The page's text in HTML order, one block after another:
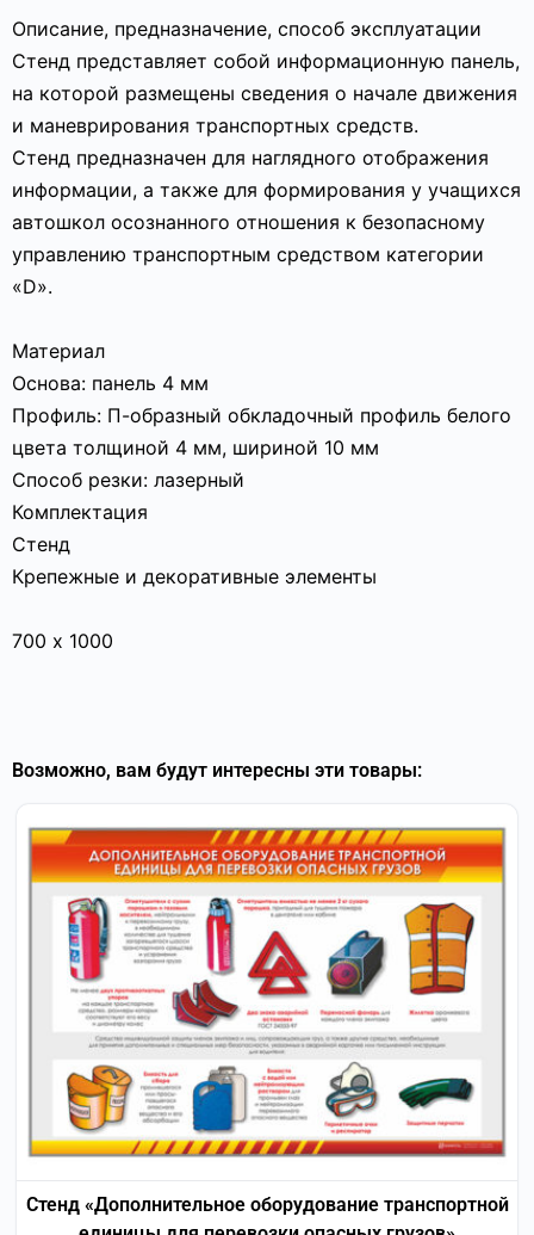
Описание, предназначение, способ эксплуатации
Стенд представляет собой информационную панель,
на которой размещены сведения о начале движения
и маневрирования транспортных средств.
Стенд предназначен для наглядного отображения
информации, а также для формирования у учащихся
автошкол осознанного отношения к безопасному
управлению транспортным средством категории
«D».
Материал
Основа: панель 4 мм
Профиль: П-образный обкладочный профиль белого
цвета толщиной 4 мм, шириной 10 мм
Способ резки: лазерный
Комплектация
Стенд
Крепежные и декоративные элементы
700 х 1000
Возможно, вам будут интересны эти товары:
Стенд «Дополнительное оборудование транспортной